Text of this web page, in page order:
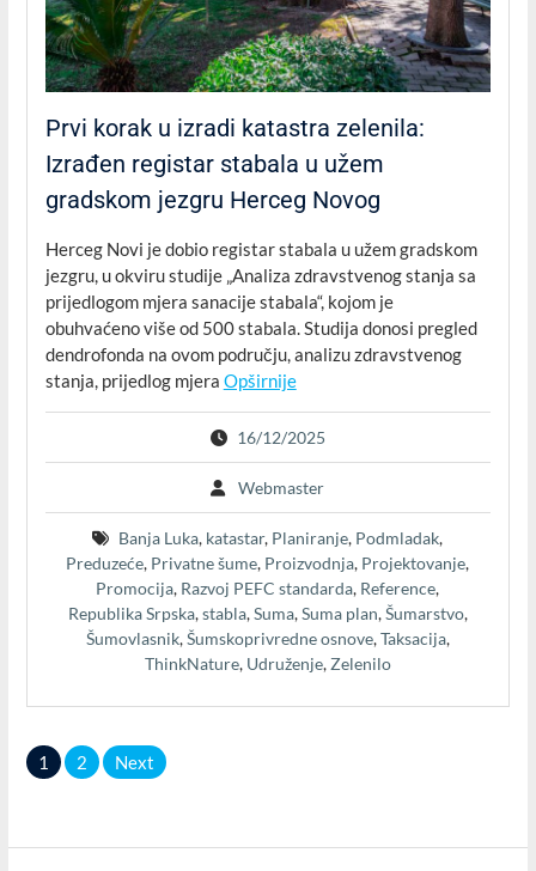
Prvi korak u izradi katastra zelenila:
Izrađen registar stabala u užem
gradskom jezgru Herceg Novog
Herceg Novi je dobio registar stabala u užem gradskom
jezgru, u okviru studije „Analiza zdravstvenog stanja sa
prijedlogom mjera sanacije stabala“, kojom je
obuhvaćeno više od 500 stabala. Studija donosi pregled
dendrofonda na ovom području, analizu zdravstvenog
stanja, prijedlog mjera Opširnije
16/12/2025
Webmaster
Banja Luka, katastar, Planiranje, Podmladak,
Preduzeće, Privatne šume, Proizvodnja, Projektovanje,
Promocija, Razvoj PEFC standarda, Reference,
Republika Srpska,stabla,Suma,Suma plan,Šumarstvo,
Šumovlasnik,Šumskoprivredne osnove,Taksacija,
ThinkNature, Udruženje, Zelenilo
Posts
pagination
1 2 Next